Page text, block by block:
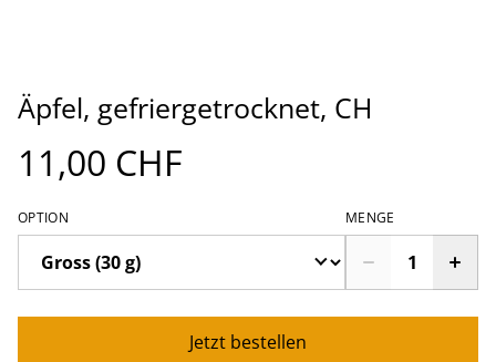
Äpfel, gefriergetrocknet, CH
11,00 CHF
OPTION MENGE
Jetzt bestellen